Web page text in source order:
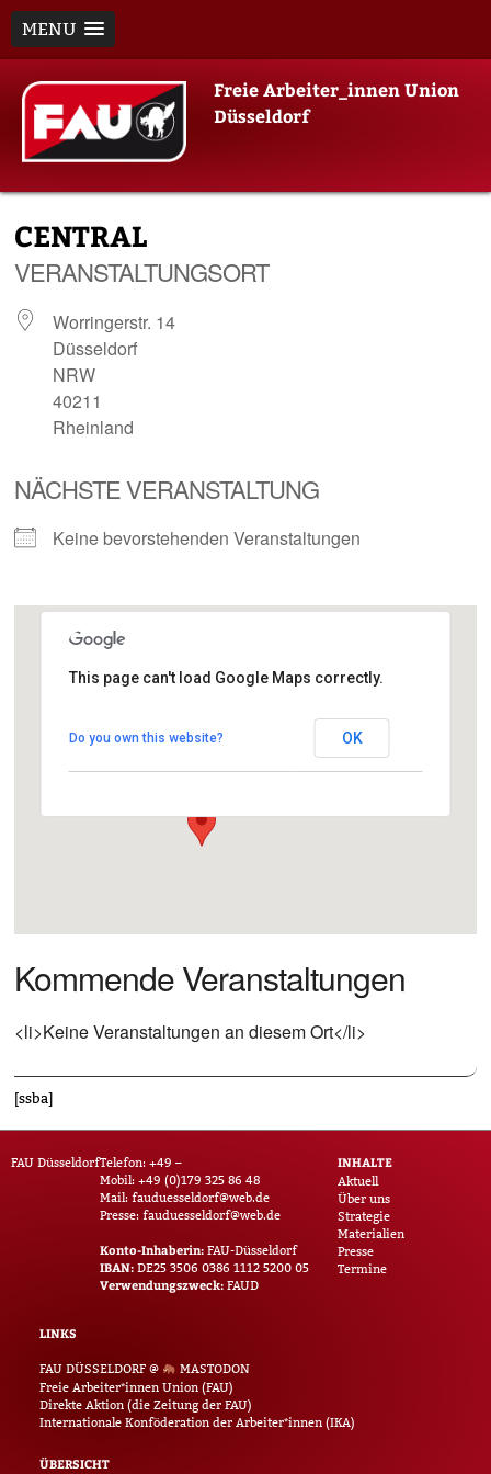
MENU
content
Freie Arbeiter_innen Union
Düsseldorf
CENTRAL
VERANSTALTUNGSORT
Worringerstr. 14
Düsseldorf
NRW
40211
Rheinland
NÄCHSTE VERANSTALTUNG
Keine bevorstehenden Veranstaltungen
Veranstaltungen anzeigen
This page can't load Google Maps correctly.
Do you own this website? OK
Kommende Veranstaltungen
<li>Keine Veranstaltungen an diesem Ort</li>
[ssba]
FAU DüsseldorfTelefon: +49 –
Mobil: +49 (0)179 325 86 48
Mail: fauduesseldorf@web.de
Presse: fauduesseldorf@web.de
Konto-Inhaberin: FAU-Düsseldorf
IBAN: DE25 3506 0386 1112 5200 05
Verwendungszweck: FAUD
INHALTE
Aktuell
Über uns
Strategie
Materialien
Presse
Termine
LINKS
FAU DÜSSELDORF @
MASTODON
Freie Arbeiter*innen Union (FAU)
Direkte Aktion (die Zeitung der FAU)
Internationale Konföderation der Arbeiter*innen (IKA)
ÜBERSICHT